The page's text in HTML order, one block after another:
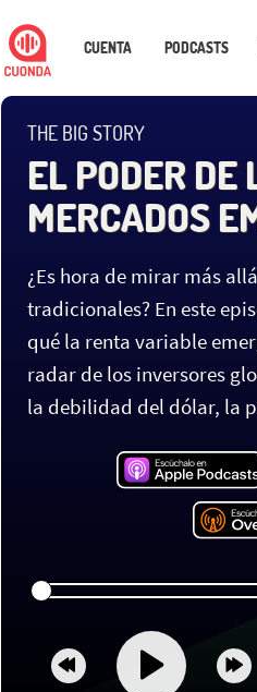
CUENTA PODCASTS
THE BIG STORY
EL PODER DE
MERCADOS
¿Es hora de mirar más
tradicionales? En este
qué la renta variable
radar de los inversores
la debilidad del dólar, la